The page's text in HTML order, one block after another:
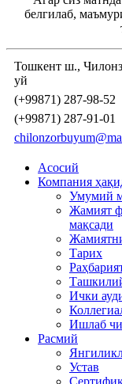
белгилаб,
Тошкент ш.,
уй
(+99871) 287-98-52
(+99871) 287-91-01
Асосий
Компания
Умумий
Жамият
мақсади
Тарих
Ички
Ишлаб
Расмий
Устав